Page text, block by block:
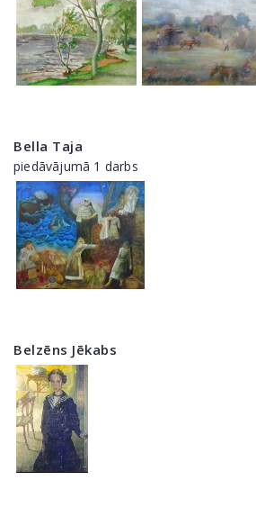
Bella Taja
piedāvājumā 1 darbs
Belzēns Jēkabs